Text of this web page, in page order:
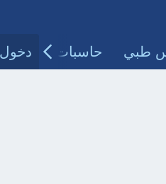
طبي حاسبات طبيةدخول